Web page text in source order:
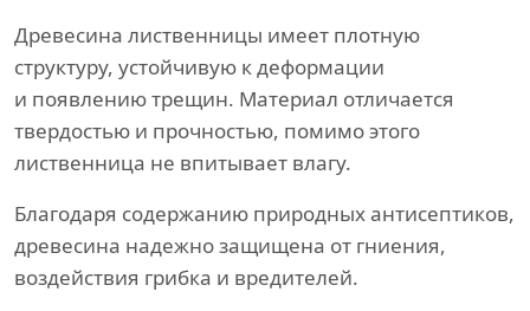
Древесина лиственницы имеет плотную
структуру, устойчивую к деформации
и появлению трещин. Материал отличается
твердостью и прочностью, помимо этого
лиственница не впитывает влагу.
Благодаря содержанию природных антисептиков,
древесина надежно защищена от гниения,
воздействия грибка и вредителей.